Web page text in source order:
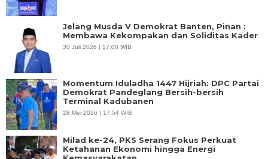
Jelang Musda V Demokrat Banten, Pinan :
Membawa Kekompakan dan Soliditas Kader
30 Juli 2026 | 17:00 WIB
Momentum Iduladha 1447 Hijriah: DPC Partai
Demokrat Pandeglang Bersih-bersih
Terminal Kadubanen
28 Mei 2026 | 17:54 WIB
Milad ke-24, PKS Serang Fokus Perkuat
Ketahanan Ekonomi hingga Energi